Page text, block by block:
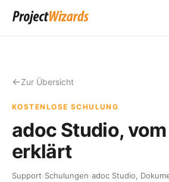
Zur Übersicht
KOSTENLOSE SCHULUNG
adoc Studio,
erklärt
Support›Schulungen›adoc Studio,